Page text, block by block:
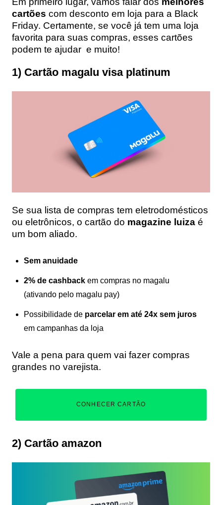
cartões com desconto em loja para a Black
Friday. Certamente, se você já tem uma loja
favorita para suas compras, esses cartões
podem te ajudar e muito!
1) Cartão magalu visa platinum
Se sua lista de compras tem eletrodomésticos
ou eletrônicos, o cartão do magazine luiza é
um bom aliado.
Sem anuidade
2% de cashback em compras no magalu
(ativando pelo magalu pay)
Possibilidade de parcelar em até 24x sem juros
em campanhas da loja
Vale a pena para quem vai fazer compras
grandes no varejista.
CONHECER CARTÃO
2) Cartão amazon